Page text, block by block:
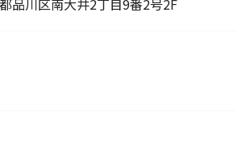
品川区南大井2丁目9番2号2F